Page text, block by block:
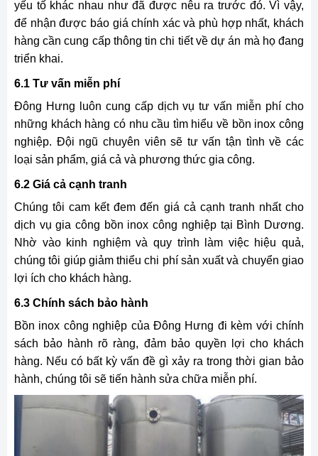
yếu tố khác nhau như đã được nêu ra trước đó. Vì vậy,
để nhận được báo giá chính xác và phù hợp nhất, khách
hàng cần cung cấp thông tin chi tiết về dự án mà họ đang
triển khai.
6.1 Tư vấn miễn phí
Đông Hưng luôn cung cấp dịch vụ tư vấn miễn phí cho
những khách hàng có nhu cầu tìm hiểu về bồn inox công
nghiệp. Đội ngũ chuyên viên sẽ tư vấn tận tình về các
loại sản phẩm, giá cả và phương thức gia công.
6.2 Giá cả cạnh tranh
Chúng tôi cam kết đem đến giá cả cạnh tranh nhất cho
dịch vụ gia công bồn inox công nghiệp tại Bình Dương.
Nhờ vào kinh nghiệm và quy trình làm việc hiệu quả,
chúng tôi giúp giảm thiểu chi phí sản xuất và chuyển giao
lợi ích cho khách hàng.
6.3 Chính sách bảo hành
Bồn inox công nghiệp của Đông Hưng đi kèm với chính
sách bảo hành rõ ràng, đảm bảo quyền lợi cho khách
hàng. Nếu có bất kỳ vấn đề gì xảy ra trong thời gian bảo
hành, chúng tôi sẽ tiến hành sửa chữa miễn phí.